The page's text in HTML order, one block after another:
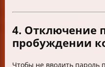
4. Отключение
пробуждении
Чтобы не вводить пароль